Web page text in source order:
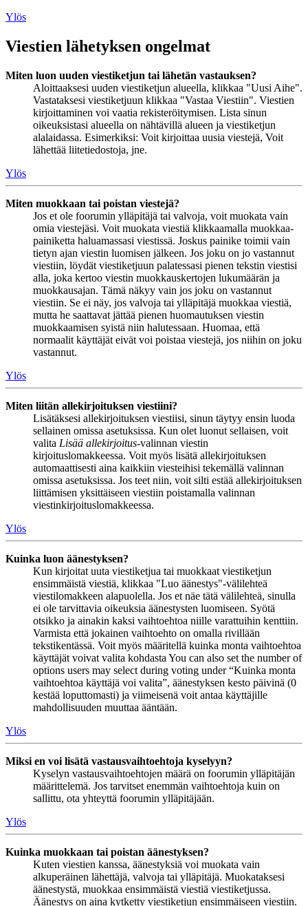
Ylös
Viestien lähetyksen ongelmat
Miten luon uuden viestiketjun tai lähetän vastauksen?
Aloittaaksesi uuden viestiketjun alueella, klikkaa "Uusi Aihe".
Vastataksesi viestiketjuun klikkaa "Vastaa Viestiin". Viestien
kirjoittaminen voi vaatia rekisteröitymisen. Lista sinun
oikeuksistasi alueella on nähtävillä alueen ja viestiketjun
alalaidassa. Esimerkiksi: Voit kirjoittaa uusia viestejä, Voit
lähettää liitetiedostoja, jne.
Ylös
Miten muokkaan tai poistan viestejä?
Jos et ole foorumin ylläpitäjä tai valvoja, voit muokata vain
omia viestejäsi. Voit muokata viestiä klikkaamalla muokkaa-
painiketta haluamassasi viestissä. Joskus painike toimii vain
tietyn ajan viestin luomisen jälkeen. Jos joku on jo vastannut
viestiin, löydät viestiketjuun palatessasi pienen tekstin viestisi
alla, joka kertoo viestin muokkauskertojen lukumäärän ja
muokkausajan. Tämä näkyy vain jos joku on vastannut
viestiin. Se ei näy, jos valvoja tai ylläpitäjä muokkaa viestiä,
mutta he saattavat jättää pienen huomautuksen viestin
muokkaamisen syistä niin halutessaan. Huomaa, että
normaalit käyttäjät eivät voi poistaa viestejä, jos niihin on joku
vastannut.
Ylös
Miten liitän allekirjoituksen viestiini?
Lisätäksesi allekirjoituksen viestiisi, sinun täytyy ensin luoda
sellainen omissa asetuksissa. Kun olet luonut sellaisen, voit
valita Lisää allekirjoitus-valinnan viestin
kirjoituslomakkeessa. Voit myös lisätä allekirjoituksen
automaattisesti aina kaikkiin viesteihisi tekemällä valinnan
omissa asetuksissa. Jos teet niin, voit silti estää allekirjoituksen
liittämisen yksittäiseen viestiin poistamalla valinnan
viestinkirjoituslomakkeessa.
Ylös
Kuinka luon äänestyksen?
Kun kirjoitat uuta viestiketjua tai muokkaat viestiketjun
ensimmäistä viestiä, klikkaa "Luo äänestys"-välilehteä
viestilomakkeen alapuolella. Jos et näe tätä välilehteä, sinulla
ei ole tarvittavia oikeuksia äänestysten luomiseen. Syötä
otsikko ja ainakin kaksi vaihtoehtoa niille varattuihin kenttiin.
Varmista että jokainen vaihtoehto on omalla rivillään
tekstikentässä. Voit myös määritellä kuinka monta vaihtoehtoa
käyttäjät voivat valita kohdasta You can also set the number of
options users may select during voting under “Kuinka monta
vaihtoehtoa käyttäjä voi valita”, äänestyksen kesto päivinä (0
kestää loputtomasti) ja viimeisenä voit antaa käyttäjille
mahdollisuuden muuttaa ääntään.
Ylös
Miksi en voi lisätä vastausvaihtoehtoja kyselyyn?
Kyselyn vastausvaihtoehtojen määrä on foorumin ylläpitäjän
määrittelemä. Jos tarvitset enemmän vaihtoehtoja kuin on
sallittu, ota yhteyttä foorumin ylläpitäjään.
Ylös
Kuinka muokkaan tai poistan äänestyksen?
Kuten viestien kanssa, äänestyksiä voi muokata vain
alkuperäinen lähettäjä, valvoja tai ylläpitäjä. Muokataksesi
äänestystä, muokkaa ensimmäistä viestiä viestiketjussa.
Äänestys on aina kytketty viestiketjun ensimmäiseen viestiin.